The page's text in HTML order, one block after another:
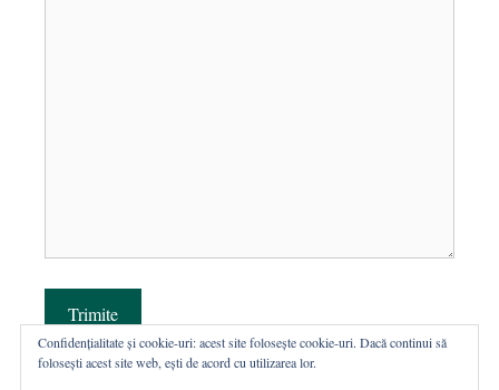
Trimite
Confidențialitate și cookie-uri: acest site folosește cookie-uri. Dacă continui să
folosești acest site web, ești de acord cu utilizarea lor.